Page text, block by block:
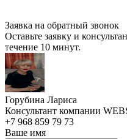
Заявка на обратный звонок
Оставьте заявку и
течение 10 минут.
Горубина Лариса
Консультант компании
+7 968 859 79 73
Ваше имя